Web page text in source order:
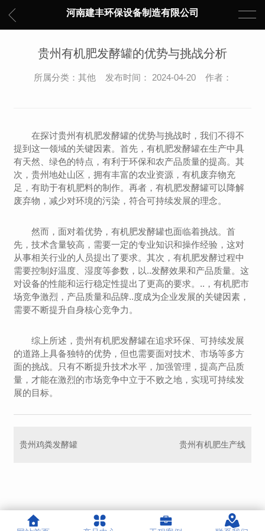
河南建丰环保设备制造有限公司
贵州有机肥发酵罐的优势与挑战分析
所属分类：其他 发布时间： 2024-04-20 作者：
在探讨贵州有机肥发酵罐的优势与挑战时，我们不得不
提到这一领域的关键因素。首先，有机肥发酵罐在生产中具
有天然、绿色的特点，有利于环保和农产品质量的提高。其
次，贵州地处山区，拥有丰富的农业资源，有机废弃物充
足，有助于有机肥料的制作。再者，有机肥发酵罐可以降解
废弃物，减少对环境的污染，符合可持续发展的理念。
然而，面对着优势，有机肥发酵罐也面临着挑战。首
先，技术含量较高，需要一定的专业知识和操作经验，这对
从事相关行业的人员提出了要求。其次，有机肥发酵过程中
需要控制好温度、湿度等参数，以..发酵效果和产品质量。这
对设备的性能和运行稳定性提出了更高的要求。..，有机肥市
场竞争激烈，产品质量和品牌..度成为企业发展的关键因素，
需要不断提升自身核心竞争力。
综上所述，贵州有机肥发酵罐在追求环保、可持续发展
的道路上具备独特的优势，但也需要面对技术、市场等多方
面的挑战。只有不断提升技术水平，加强管理，提高产品质
量，才能在激烈的市场竞争中立于不败之地，实现可持续发
展的目标。
贵州鸡粪发酵罐 贵州有机肥生产线